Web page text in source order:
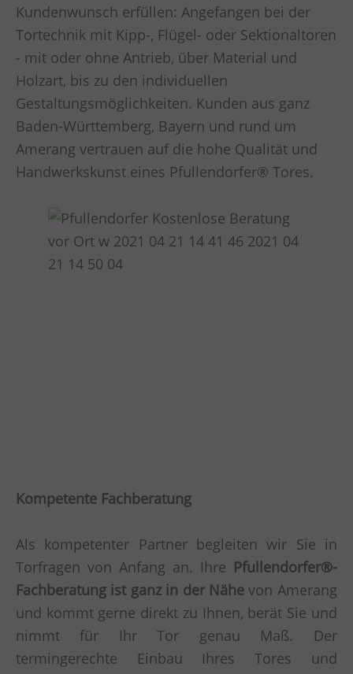
Kundenwunsch erfüllen: Angefangen bei der
Tortechnik mit Kipp-, Flügel- oder Sektionaltoren
- mit oder ohne Antrieb, über Material und
Holzart, bis zu den individuellen
Gestaltungsmöglichkeiten. Kunden aus ganz
Baden-Württemberg, Bayern und rund um
Amerang vertrauen auf die hohe Qualität und
Handwerkskunst eines Pfullendorfer® Tores.
Kompetente Fachberatung
Als kompetenter Partner begleiten wir Sie in
Torfragen von Anfang an. Ihre Pfullendorfer®-
Fachberatung ist ganz in der Nähe von Amerang
und kommt gerne direkt zu Ihnen, berät Sie und
nimmt für Ihr Tor genau Maß. Der
termingerechte Einbau Ihres Tores und